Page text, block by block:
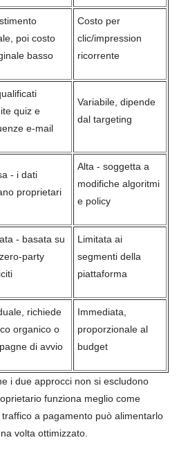
poi costo
basso
Costo per
clic/impression
ricorrente
quiz e
e-mail
Variabile, dipende
dal targeting
- i dati
proprietari
Alta - soggetta a
modifiche algoritmi
e policy
- basata su
party
Limitata ai
segmenti della
piattaforma
richiede
organico o
di avvio
Immediata,
proporzionale al
budget
i due approcci non si escludono
funziona meglio come
a pagamento può alimentarlo
volta ottimizzato.